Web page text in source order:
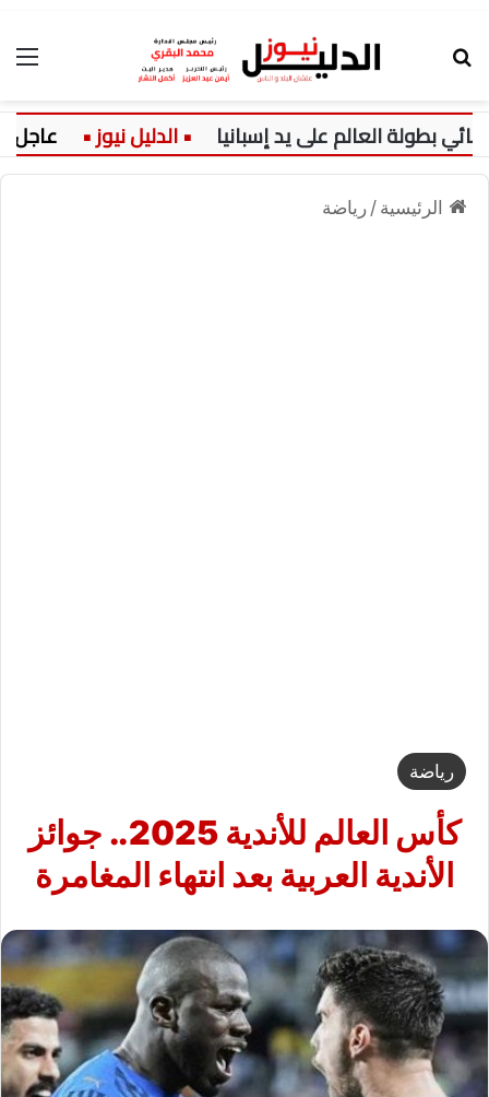
العالم على يد إسبانيا عاجل:
الرئيسية / رياضة
رياضة
كأس العالم للأندية 2025.. جوائز
الأندية العربية بعد انتهاء المغامرة